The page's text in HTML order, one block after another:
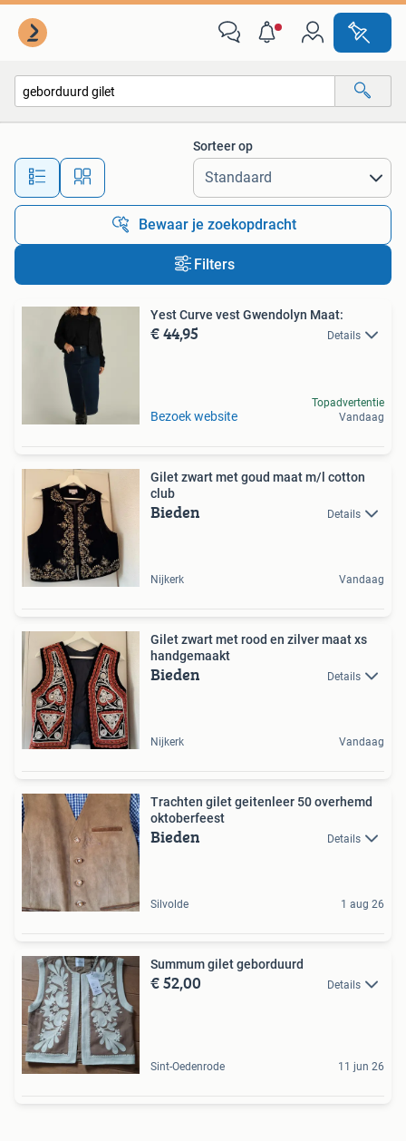
Alle afstanden…
Sorteer op
Bewaar je zoekopdracht
Filters
Yest Curve vest Gwendolyn Maat:
€ 44,95 Details
Bezoek website
Topadvertentie
Vandaag
Gilet zwart met goud maat m/l cotton
club
Bieden Details
Nijkerk Vandaag
Gilet zwart met rood en zilver maat xs
handgemaakt
Bieden Details
Nijkerk Vandaag
Trachten gilet geitenleer 50 overhemd
oktoberfeest
Bieden Details
Silvolde 1 aug 26
Summum gilet geborduurd
€ 52,00 Details
Sint-Oedenrode 11 jun 26